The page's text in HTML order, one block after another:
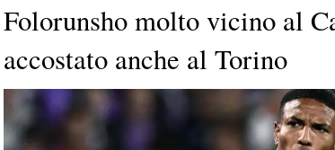
Folorunsho molto vicino al
accostato anche al Torino